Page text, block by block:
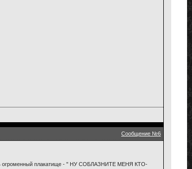
Сообщение №6
огроменный плакатище - " НУ СОБЛАЗНИТЕ МЕНЯ КТО-